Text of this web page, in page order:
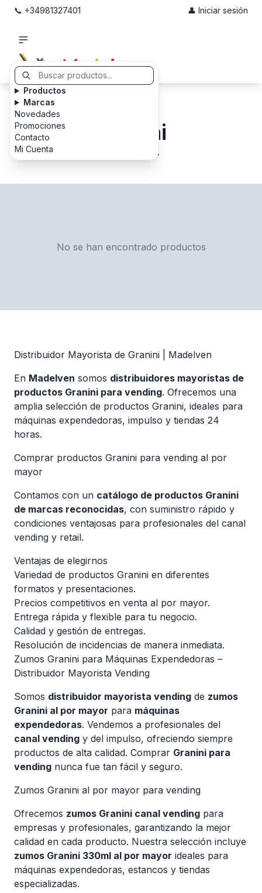
📞 +34981327401 👤 Iniciar sesión
Productos
Marcas
Novedades
Promociones
Contacto
Mi Cuenta
Granini
No se han encontrado productos
Distribuidor Mayorista de Granini | Madelven
En Madelven somos distribuidores mayoristas de
productos Granini para vending. Ofrecemos una
amplia selección de productos Granini, ideales para
máquinas expendedoras, impulso y tiendas 24
horas.
Comprar productos Granini para vending al por
mayor
Contamos con un catálogo de productos Granini
de marcas reconocidas, con suministro rápido y
condiciones ventajosas para profesionales del canal
vending y retail.
Ventajas de elegirnos
Variedad de productos Granini en diferentes
formatos y presentaciones.
Precios competitivos en venta al por mayor.
Entrega rápida y flexible para tu negocio.
Calidad y gestión de entregas.
Resolución de incidencias de manera inmediata.
Zumos Granini para Máquinas Expendedoras –
Distribuidor Mayorista Vending
Somos distribuidor mayorista vending de zumos
Granini al por mayor para máquinas
expendedoras. Vendemos a profesionales del
canal vending y del impulso, ofreciendo siempre
productos de alta calidad. Comprar Granini para
vending nunca fue tan fácil y seguro.
Zumos Granini al por mayor para vending
Ofrecemos zumos Granini canal vending para
empresas y profesionales, garantizando la mejor
calidad en cada producto. Nuestra selección incluye
zumos Granini 330ml al por mayor ideales para
máquinas expendedoras, estancos y tiendas
especializadas.